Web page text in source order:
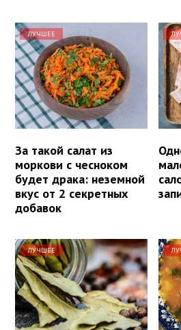
ЛУЧШЕЕ
За такой салат из
моркови с чесноком
будет драка: неземной
вкус от 2 секретных
добавок
ЛУЧШЕЕ